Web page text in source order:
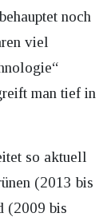
noch
viel
man tief in
so aktuell
(2013 bis
(2009 bis